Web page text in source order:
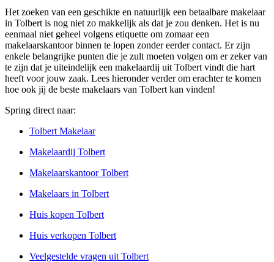
Het zoeken van een geschikte en natuurlijk een betaalbare makelaar
in Tolbert is nog niet zo makkelijk als dat je zou denken. Het is nu
eenmaal niet geheel volgens etiquette om zomaar een
makelaarskantoor binnen te lopen zonder eerder contact. Er zijn
enkele belangrijke punten die je zult moeten volgen om er zeker van
te zijn dat je uiteindelijk een makelaardij uit Tolbert vindt die hart
heeft voor jouw zaak. Lees hieronder verder om erachter te komen
hoe ook jij de beste makelaars van Tolbert kan vinden!
Spring direct naar:
Tolbert Makelaar
Makelaardij Tolbert
Makelaarskantoor Tolbert
Makelaars in Tolbert
Huis kopen Tolbert
Huis verkopen Tolbert
Veelgestelde vragen uit Tolbert